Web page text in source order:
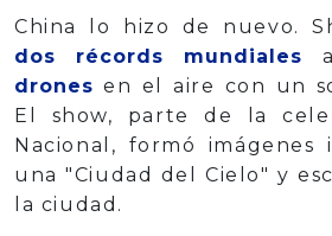
China lo hizo de nuevo.
dos récords mundiales
drones en el aire con un
El show, parte de la
Nacional, formó imágenes
una "Ciudad del Cielo" y
la ciudad.